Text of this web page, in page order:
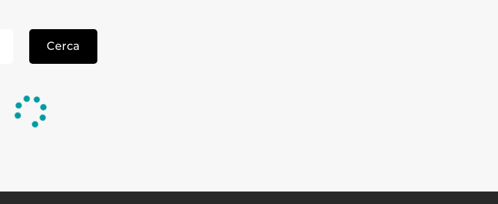
Cerca